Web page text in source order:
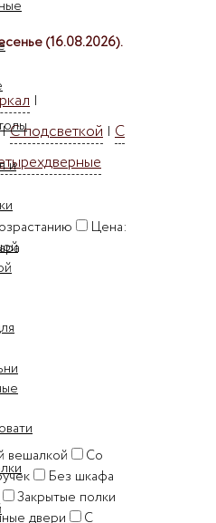
и
(16.08.2026).
|
С подсветкой | С
Цена:
вешалкой
Cо
Без шкафа
Закрытые полки
двери
С